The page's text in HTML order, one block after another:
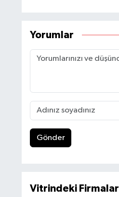
Yorumlar
Gönder
Vitrindeki Firmalar